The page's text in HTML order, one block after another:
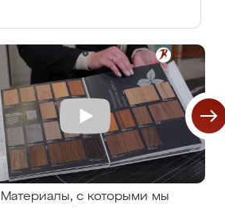
Материалы, с которыми мы